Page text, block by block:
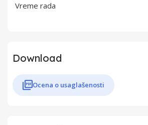
Vreme rada
Download
Ocena o usaglašenosti